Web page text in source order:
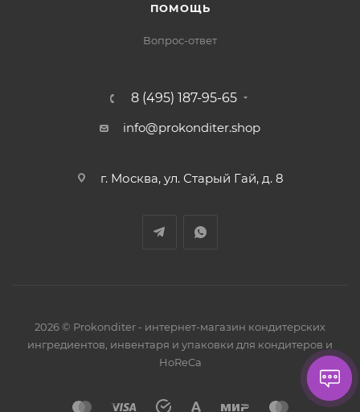
ПОМОЩЬ
Вопрос-ответ
8 (495) 187-95-65
info@prokonditer.shop
г. Москва, ул. Старый Гай, д. 8
2026 © Prokonditer - интернет-магазин кондитерских
ингредиентов, инвентаря и упаковки для кондитеров и
HoReCa